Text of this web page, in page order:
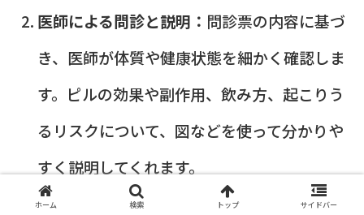
医師による問診と説明： 問診票の内容に基づ
き、医師が体質や健康状態を細かく確認しま
す。ピルの効果や副作用、飲み方、起こりう
るリスクについて、図などを使って分かりや
すく説明してくれます。
血圧測定：
ピルは血圧に影響を与えることが
ホーム 検索 トップ サイドバー